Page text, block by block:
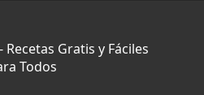
Recetas Gratis y Fáciles
Todos